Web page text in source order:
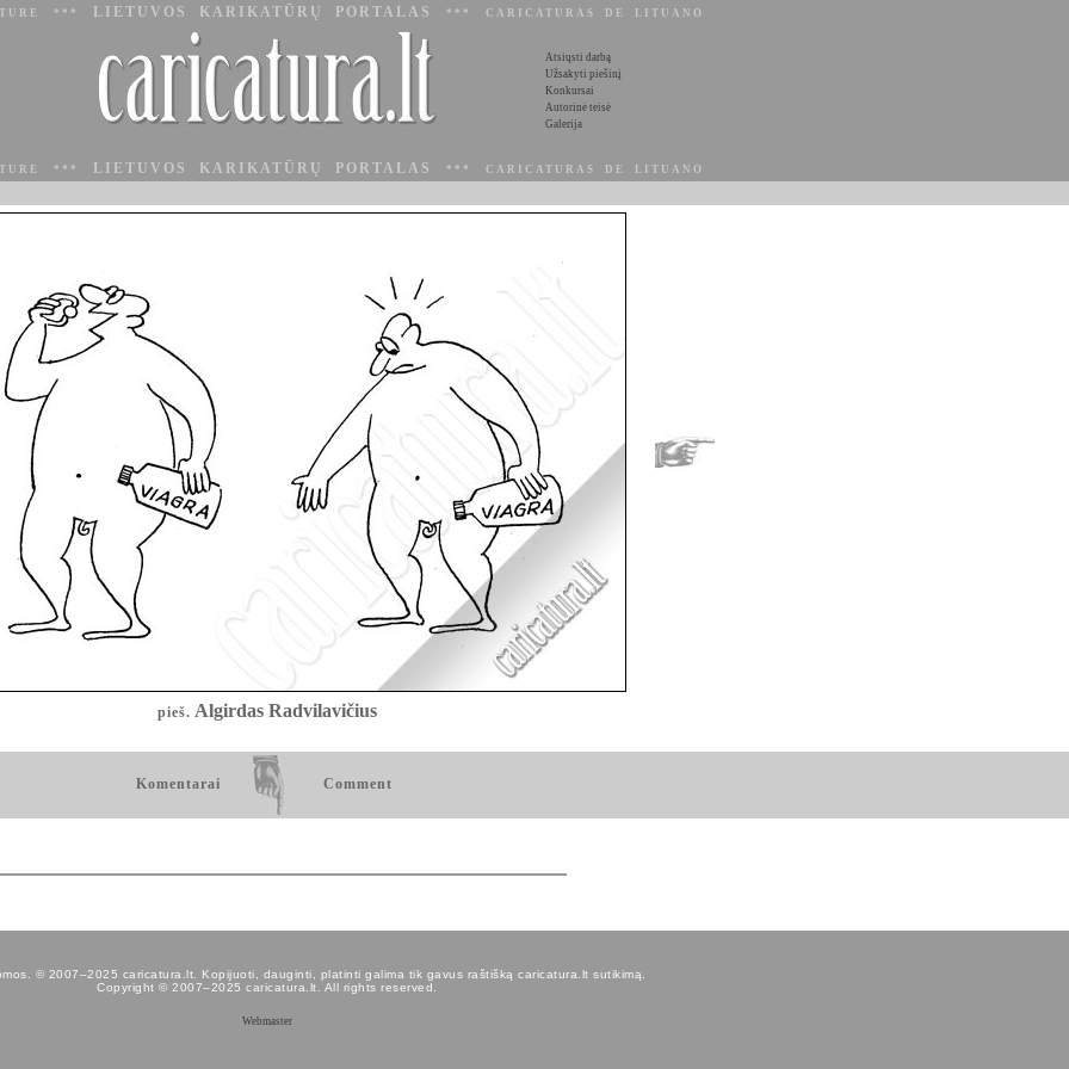
*** LIETUVOS KARIKATŪRŲ PORTALAS *** CARICATURAS DE LITUANO
Atsiųsti darbą
Užsakyti piešinį
Konkursai
Autorinė teisė
Galerija
*** LIETUVOS KARIKATŪRŲ PORTALAS *** CARICATURAS DE LITUANO
pieš. Algirdas Radvilavičius
Komentarai Comment
© 2007–2025 caricatura.lt. Kopijuoti, dauginti, platinti galima tik gavus raštišką caricatura.lt sutikimą.
Copyright © 2007–2025 caricatura.lt. All rights reserved.
Webmaster